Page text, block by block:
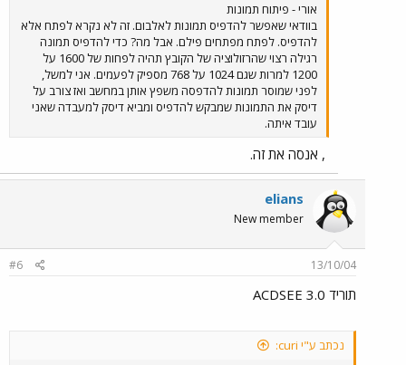
אורי - פיתוח תמונות
בוודאי שאפשר להדפיס תמונות לאלבום. זה לא נקרא לפתח אלא
להדפיס. לפתח מפתחים פילם. אבל מה? כדי להדפיס תמונה
רגילה רצוי שהרזולוציה של הקובץ תהיה לפחות של 1600 על
1200 למרות שגם 1024 על 768 מספיק לפעמים. אני למשל,
לפני שמוסר תמונות להדפסה משפץ אותן במחשב ואז צורב על
דיסק את התמונות שמבקש להדפיס ומביא דיסק למעבדה שאני
עובד איתה.
, אנסה את זה.
elians
New member
13/10/04
#6
תוריד ACDSEE 3.0
נכתב ע"י curi: